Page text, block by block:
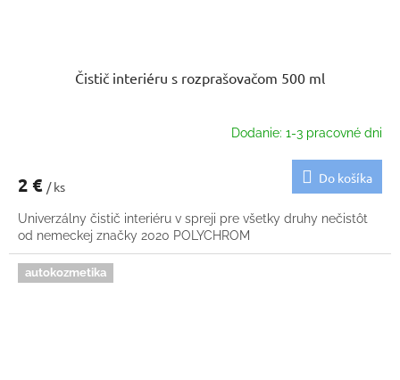
Čistič interiéru s rozprašovačom 500 ml
Dodanie: 1-3 pracovné dni
2 € / ks
Do košíka
Univerzálny čistič interiéru v spreji pre všetky druhy nečistôt
od nemeckej značky 2020 POLYCHROM
autokozmetika